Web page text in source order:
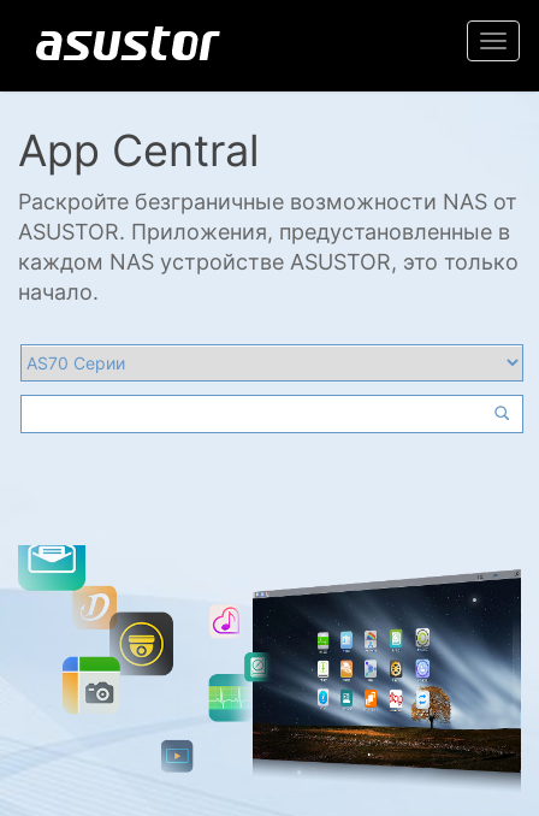
App Central
Раскройте безграничные возможности NAS от
ASUSTOR. Приложения, предустановленные в
каждом NAS устройстве ASUSTOR, это только
начало.